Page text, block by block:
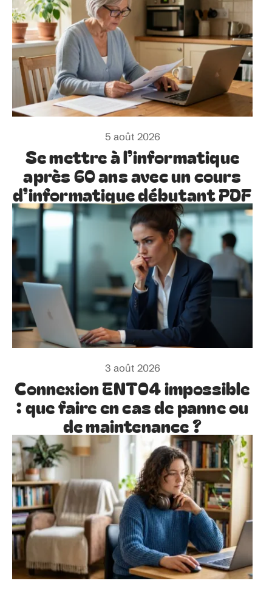
5 août 2026
Se mettre à l’informatique
après 60 ans avec un cours
d’informatique débutant PDF
3 août 2026
Connexion ENT04 impossible
: que faire en cas de panne ou
de maintenance ?